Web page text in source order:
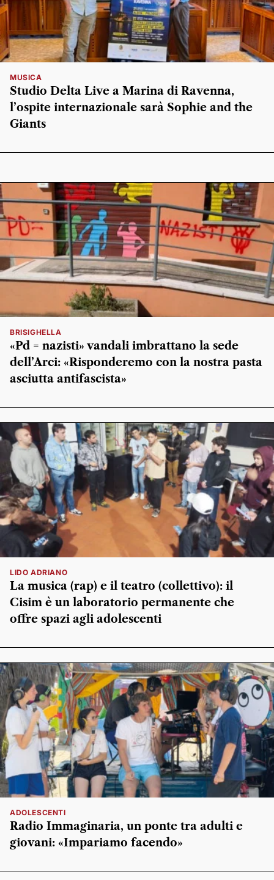
MUSICA
Studio Delta Live a Marina di Ravenna,
l’ospite internazionale sarà Sophie and the
Giants
BRISIGHELLA
«Pd = nazisti» vandali imbrattano la sede
dell’Arci: «Risponderemo con la nostra pasta
asciutta antifascista»
LIDO ADRIANO
La musica (rap) e il teatro (collettivo): il
Cisim è un laboratorio permanente che
offre spazi agli adolescenti
ADOLESCENTI
Radio Immaginaria, un ponte tra adulti e
giovani: «Impariamo facendo»